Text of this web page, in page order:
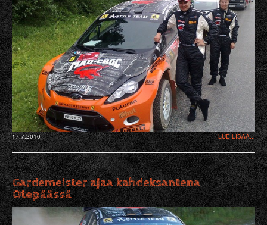
17.7.2010 LUE LISÄÄ...
Gardemeister ajaa kahdeksantena
Otepäässä